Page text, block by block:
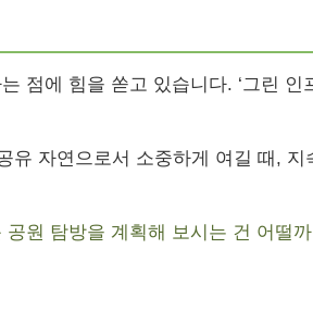
점에 힘을 쏟고 있습니다. ‘그린 인
유 자연으로서 소중하게 여길 때, 지
원 탐방을 계획해 보시는 건 어떨